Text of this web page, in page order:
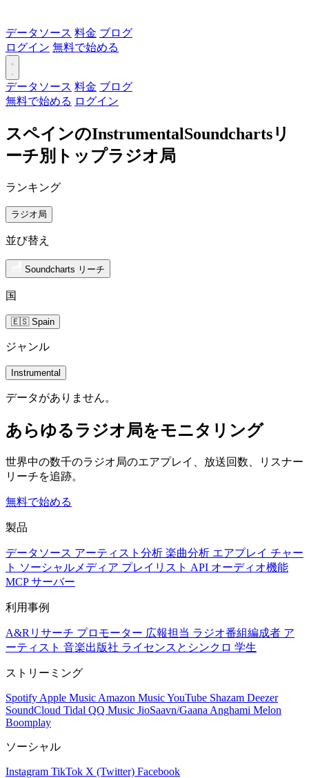
データソース 料金 ブログ
ログイン 無料で始める
データソース 料金 ブログ
無料で始める ログイン
スペインのInstrumentalSoundchartsリ
ーチ別トップラジオ局
ランキング
ラジオ局
並び替え
Soundcharts リーチ
国
🇪🇸 Spain
ジャンル
Instrumental
データがありません。
あらゆるラジオ局をモニタリング
世界中の数千のラジオ局のエアプレイ、放送回数、リスナー
リーチを追跡。
無料で始める
製品
データソース アーティスト分析 楽曲分析 エアプレイ チャー
ト ソーシャルメディア プレイリスト API オーディオ機能
MCP サーバー
利用事例
A&Rリサーチ プロモーター 広報担当 ラジオ番組編成者 ア
ーティスト 音楽出版社 ライセンスとシンクロ 学生
ストリーミング
Spotify Apple Music Amazon MusicYouTube Shazam Deezer
SoundCloud Tidal QQ Music JioSaavn/Gaana Anghami Melon
Boomplay
ソーシャル
Instagram TikTok X (Twitter) Facebook